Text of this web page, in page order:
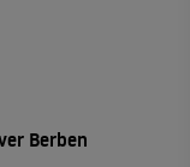
Berben